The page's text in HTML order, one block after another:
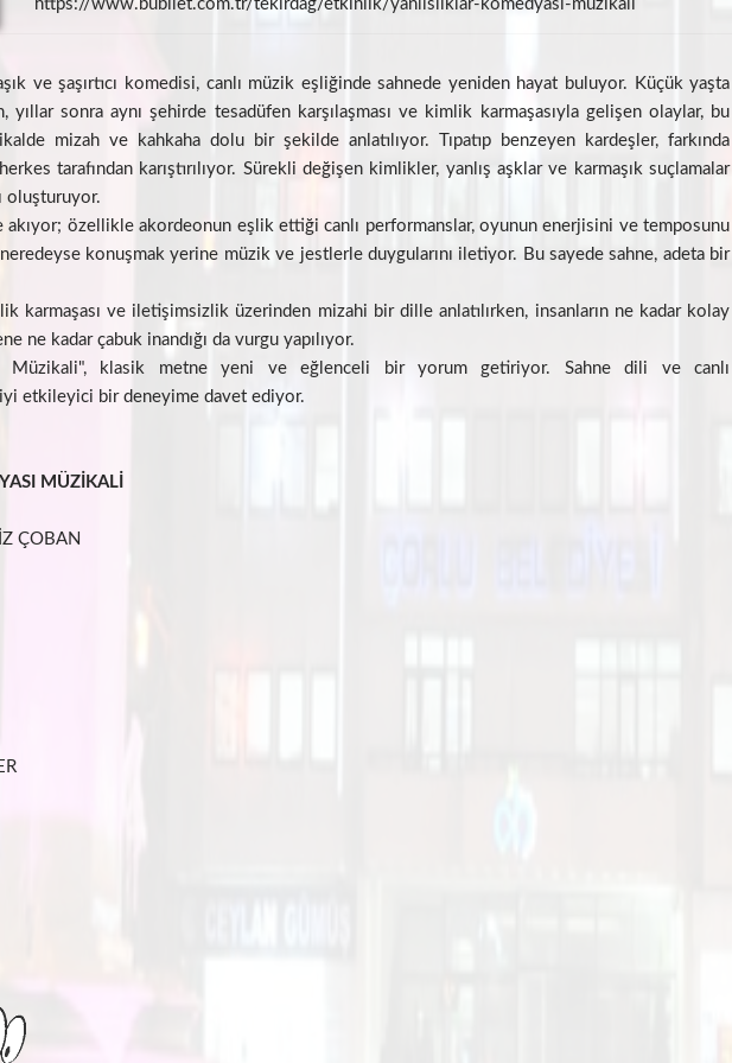
https://www.bubilet.com.tr/tekirdag/etkinlik/yanlisliklar-komedyasi-muzikali
ve şaşırtıcı komedisi, canlı müzik eşliğinde sahnede yeniden hayat buluyor. Küçük yaşta
yıllar sonra aynı şehirde tesadüfen karşılaşması ve kimlik karmaşasıyla gelişen olaylar, bu
mizah ve kahkaha dolu bir şekilde anlatılıyor. Tıpatıp benzeyen kardeşler, farkında
tarafından karıştırılıyor. Sürekli değişen kimlikler, yanlış aşklar ve karmaşık suçlamalar
oluşturuyor.
akıyor; özellikle akordeonun eşlik ettiği canlı performanslar, oyunun enerjisini ve temposunu
konuşmak yerine müzik ve jestlerle duygularını iletiyor. Bu sayede sahne, adeta bir
karmaşası ve iletişimsizlik üzerinden mizahi bir dille anlatılırken, insanların ne kadar kolay
ne kadar çabuk inandığı da vurgu yapılıyor.
Müzikali", klasik metne yeni ve eğlenceli bir yorum getiriyor. Sahne dili ve canlı
etkileyici bir deneyime davet ediyor.
MÜZİKALİ
ÇOBAN